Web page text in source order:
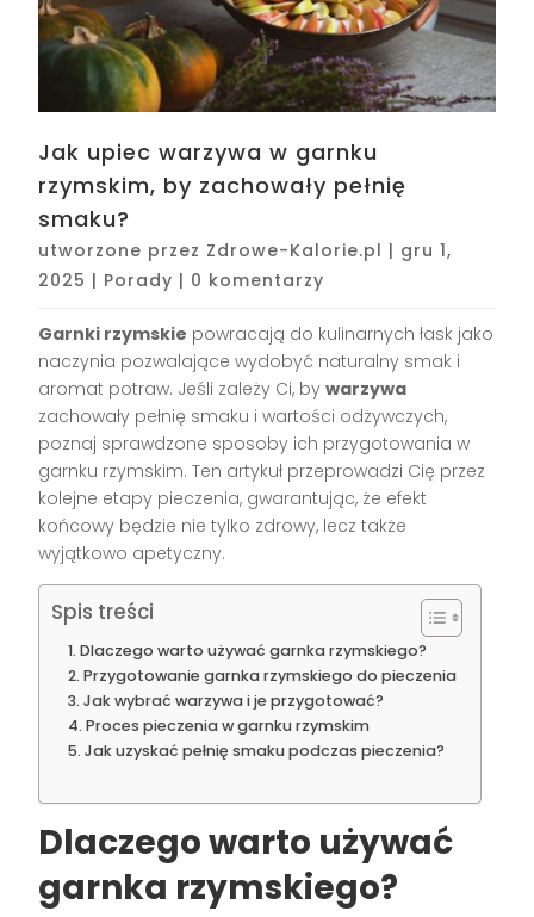
Jak upiec warzywa w garnku
rzymskim, by zachowały pełnię
smaku?
utworzone przez Zdrowe-Kalorie.pl | gru 1,
2025 | Porady | 0 komentarzy
Garnki rzymskie powracają do kulinarnych łask jako
naczynia pozwalające wydobyć naturalny smak i
aromat potraw. Jeśli zależy Ci, bywarzywa
zachowały pełnię smaku i wartości odżywczych,
poznaj sprawdzone sposoby ich przygotowania w
garnku rzymskim. Ten artykuł przeprowadzi Cię przez
kolejne etapy pieczenia, gwarantując, że efekt
końcowy będzie nie tylko zdrowy, lecz także
wyjątkowo apetyczny.
Spis treści
Dlaczego warto używać garnka rzymskiego?
Przygotowanie garnka rzymskiego do pieczenia
Jak wybrać warzywa i je przygotować?
Proces pieczenia w garnku rzymskim
Jak uzyskać pełnię smaku podczas pieczenia?
Dlaczego warto używać
garnka rzymskiego?